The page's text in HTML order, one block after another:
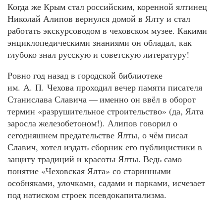
Когда же Крым стал российским, коренной ялтинец
Николай Алипов вернулся домой в Ялту и стал
работать экскурсоводом в чеховском музее. Какими
энциклопедическими знаниями он обладал, как
глубоко знал русскую и советскую литературу!
Ровно год назад в городской библиотеке
им. А. П. Чехова проходил вечер памяти писателя
Станислава Славича — именно он ввёл в оборот
термин «разрушительное строительство» (да, Ялта
заросла железобетоном!). Алипов говорил о
сегодняшнем предательстве Ялты, о чём писал
Славич, хотел издать сборник его публицистики в
защиту традиций и красоты Ялты. Ведь само
понятие «Чеховская Ялта» со старинными
особняками, улочками, садами и парками, исчезает
под натиском строек псевдокапитализма.